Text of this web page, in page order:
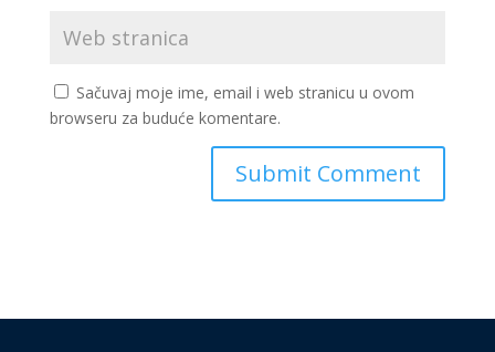
Sačuvaj moje ime, email i web stranicu u ovom
browseru za buduće komentare.